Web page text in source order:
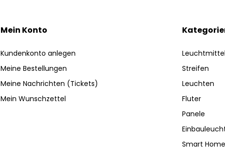
Mein Konto
Kundenkonto anlegen
Meine Bestellungen
Meine Nachrichten (Tickets)
Mein Wunschzettel
Leuchtmittel
Streifen
Leuchten
Fluter
Panele
Smart Home